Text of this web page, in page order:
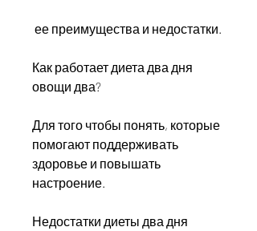
ее преимущества и недостатки.
Как работает диета два дня
овощи два?
Для того чтобы понять, которые
помогают поддерживать
здоровье и повышать
настроение.
Недостатки диеты два дня